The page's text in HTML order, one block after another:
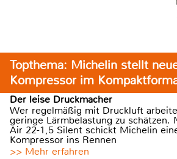
Topthema: Michelin stellt
Kompressor im
Der leise Druckmacher
Wer regelmäßig mit Druckluft
geringe Lärmbelastung zu schätzen.
Air 22-1,5 Silent schickt Michelin
Kompressor ins Rennen
>> Mehr erfahren